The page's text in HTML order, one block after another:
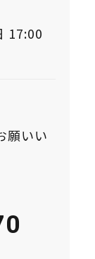
17:00
願いい